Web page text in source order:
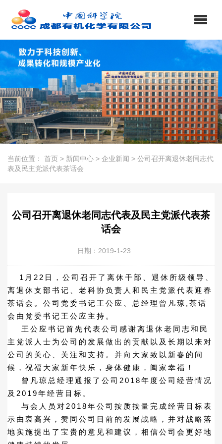
当前位置： 首页 > 新闻中心 > 企业新闻 > 公司召开离退休老同志代
表及民主党派代表茶话会
公司召开离退休老同志代表及民主党派代表茶
话会
日期：2019-1-23
1月22日，公司召开了离休干部、退休所级领导、
离退休支部书记、老科协负责人和民主党派代表迎春
茶话会。公司党委书记王公应、总经理曾凡琼,茶话
会由党委书记王公应主持。
王公应书记首先代表公司感谢离退休老同志和民
主党派人士为公司的发展做出的贡献以及长期以来对
公司的关心、关注和支持。并向大家致以新春的问
候，祝福大家新年快乐，身体健康，阖家幸福！
曾凡琼总经理通报了公司2018年度公司经营情况
及2019年经营目标。
与会人员对2018年公司按质按量完成经营目标表
示由衷高兴，赞同公司目前的发展战略，并对战略落
地实施提出了宝贵的意见和建议，相信公司会更好地